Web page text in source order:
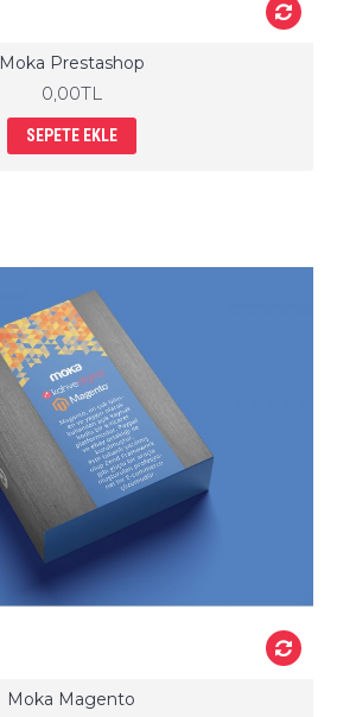
Moka Prestashop
0,00TL
SEPETE EKLE
Moka Magento